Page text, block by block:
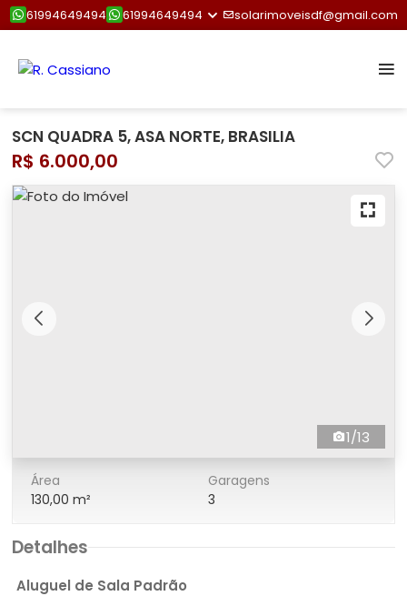
61994649494 61994649494 solarimoveisdf@gmail.com
SCN QUADRA 5, ASA NORTE, BRASILIA
R$ 6.000,00
1/13
Área
130,00 m²
Garagens
3
Detalhes
Aluguel de Sala Padrão